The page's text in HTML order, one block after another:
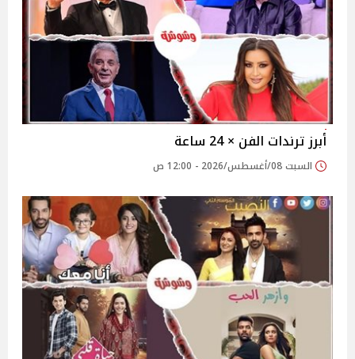
أبرز ترندات الفن × 24 ساعة
السبت 08/أغسطس/2026 - 12:00 ص